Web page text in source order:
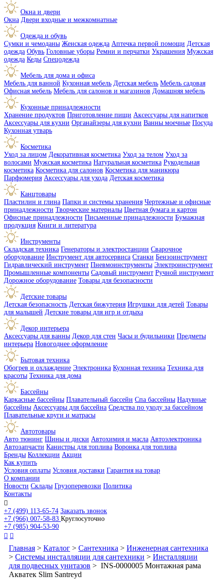
Окна и двери
Окна Двери входные и межкомнатные
Одежда и обувь
Сумки и чемоданы Женская одежда Аптечка первой помощи Детская
одежда Обувь Головные уборы Ремни и перчатки Украшения Мужская
одежда Кеды Спецодежда
Мебель для дома и офиса
Мебель для ванной Кухонная мебель Детская мебель Мебель садовая
Офисная мебель Мебель для салонов и магазинов Домашняя мебель
Кухонные принадлежности
Хранение продуктов Приготовление пищи Аксессуары для напитков
Аксессуары для кухни Органайзеры для кухни Ванны моечные Посуда
Кухонная утварь
Косметика
Уход за лицом Декоративная косметика Уход за телом Уход за
волосами Мужская косметика Натуральная косметика Рукодельная
косметика Косметика для салонов Косметика для маникюра
Парфюмерия Аксессуары для ухода Детская косметика
Канцтовары
Пластилин и глина Папки и системы хранения Чертежные и офисные
принадлежности Творческие материалы Цветная бумага и картон
Офисные принадлежности Письменные принадлежности Бумажная
продукция Книги и литература
Инструменты
Складская техника Генераторы и электростанции Сварочное
оборудование Инструмент для автосервиса Станки Бензоинструмент
Гидравлический инструмент Пневмоинструменты Электроинструмент
Промышленные компоненты Садовый инструмент Ручной инструмент
Дорожное оборудование Товары для безопасности
Детские товары
Детская безопасность Детская бижутерия Игрушки для детей Товары
для малышей Детские товары для игр и отдыха
Декор интерьера
Аксессуары для ванны Декор для стен Часы и будильники Предметы
интерьера Новогоднее оформление
Бытовая техника
Обогрев и охлаждение Электроника Кухонная техника Техника для
красоты Техника для дома
Бассейны
Каркасные бассейны Плавательный бассейн Спа бассейны Надувные
бассейны Аксессуары для бассейна Средства по уходу за бассейном
Плавательные круги и матрасы
Автотовары
Авто тюнинг Шины и диски Автохимия и масла Автоэлектроника
Автозапчасти Канистры для топлива Воронка для топлива
Бренды Коллекции Акции
Как купить
Условия оплаты Условия доставки Гарантия на товар
О компании
Новости Склады Грузоперевозки Политика
Контакты

+7 (499) 113-65-74 Заказать звонок
+7 (966) 007-58-83 Круглосуточно
+7 (985) 904-53-90
 
Главная > Каталог > Сантехника > Инженерная сантехника
> Системы инсталляции для сантехники > Инсталляции
для подвесных унитазов > INS-0000005 Монтажная рама
Акватек Slim Santreyd